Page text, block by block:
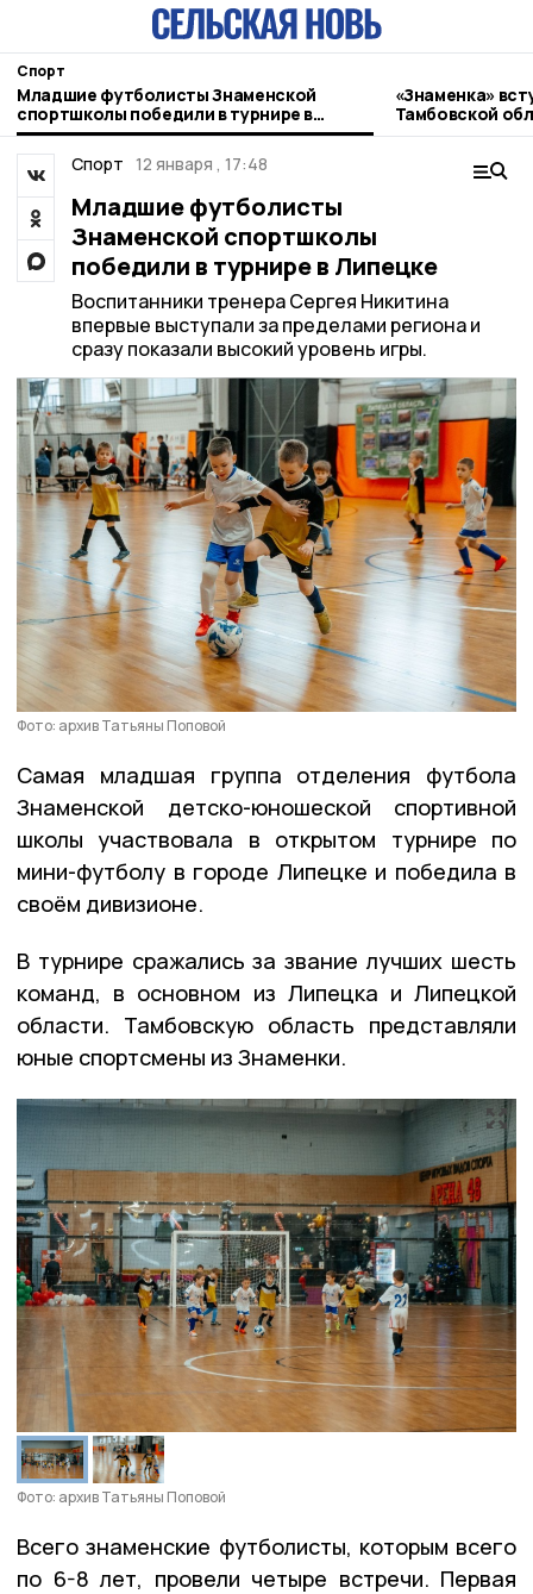
Спорт
Младшие футболисты Знаменской
спортшколы победили в турнире в
Липецке
«Знаменка»
Тамбовской
Спорт 12 января , 17:48
Младшие футболисты
Знаменской спортшколы
победили в турнире в Липецке
Воспитанники тренера Сергея Никитина
впервые выступали за пределами региона и
сразу показали высокий уровень игры.
Фото: архив Татьяны Поповой
Самая младшая группа отделения футбола
Знаменской детско-юношеской спортивной
школы участвовала в открытом турнире по
мини-футболу в городе Липецке и победила в
своём дивизионе.
В турнире сражались за звание лучших шесть
команд, в основном из Липецка и Липецкой
области. Тамбовскую область представляли
юные спортсмены из Знаменки.
Фото: архив Татьяны Поповой
Всего знаменские футболисты, которым всего
по 6-8 лет, провели четыре встречи. Первая